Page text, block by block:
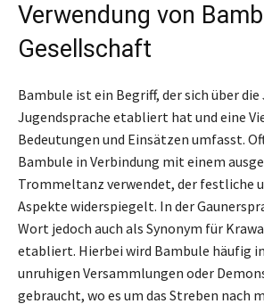
Verwendung von
Gesellschaft
Bambule ist ein Begriff, der sich über
Jugendsprache etabliert hat und eine
Bedeutungen und Einsätzen umfasst.
Bambule in Verbindung mit einem
Trommeltanz verwendet, der festliche
Aspekte widerspiegelt. In der
Wort jedoch auch als Synonym für
etabliert. Hierbei wird Bambule häufig
unruhigen Versammlungen oder
gebraucht, wo es um das Streben nach